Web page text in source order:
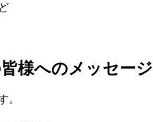
様へのメッセージ
。